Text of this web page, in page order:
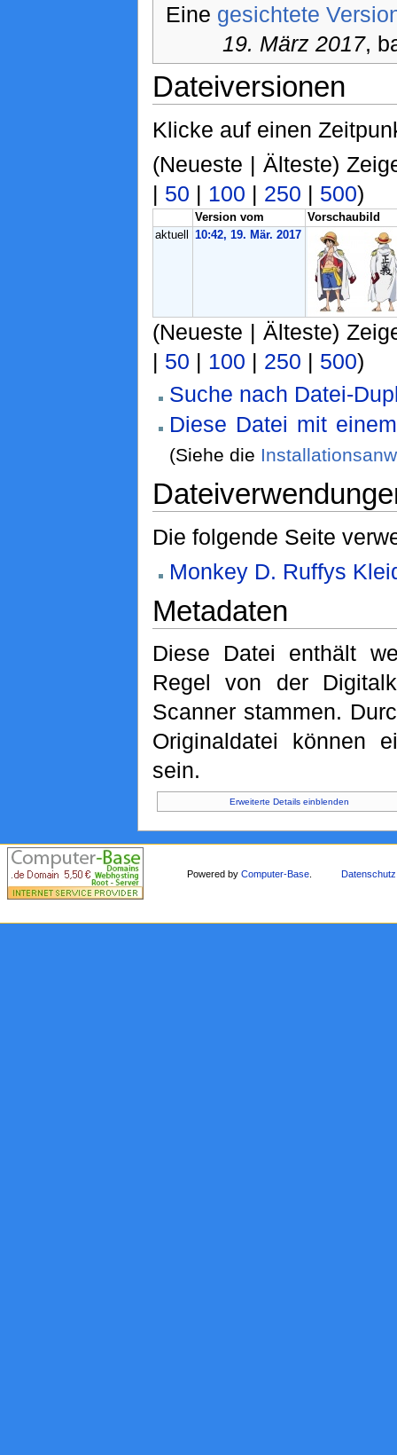
Eine gesichtete
19. März 2017,
Dateiversionen
Klicke auf einen
(Neueste | Älteste)
| 50 | 100 | 250 | 500)
Version vom
Vorschaubild
aktuell
10:42, 19. Mär. 2017
(Neueste | Älteste)
| 50 | 100 | 250 | 500)
Suche nach Datei-
Diese Datei mit
(Siehe die
Die folgende Seite
Monkey D. Ruffys
Metadaten
Diese Datei enthält
Regel von der
Scanner stammen.
Originaldatei können
sein.
Erweiterte Details einblenden
Powered byComputer-Base Datenschutz